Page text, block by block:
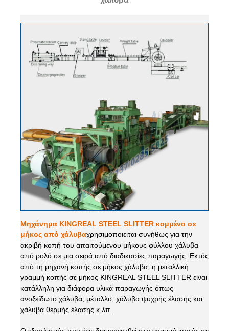
Μηχάνημα KINGREAL STEEL SLITTER κομμένο σε
μήκος από χάλυβαχρησιμοποιείται συνήθως για την
ακριβή κοπή του απαιτούμενου μήκους φύλλου χάλυβα
από ρολό σε μια σειρά από διαδικασίες παραγωγής. Εκτός
από τη μηχανή κοπής σε μήκος χάλυβα, η μεταλλική
γραμμή κοπής σε μήκος KINGREAL STEEL SLITTER είναι
κατάλληλη για διάφορα υλικά παραγωγής όπως
ανοξείδωτο χάλυβα, μέταλλο, χάλυβα ψυχρής έλασης και
χάλυβα θερμής έλασης κ.λπ.